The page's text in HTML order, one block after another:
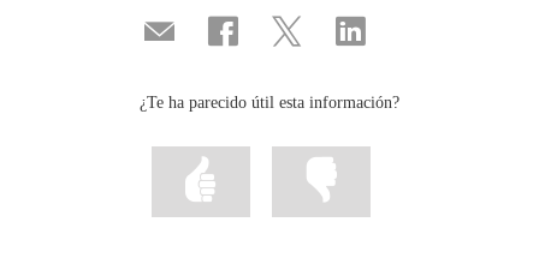
Compartir
por
Compartir
en
Compartir
en
Compartir
en
¿Te ha parecido útil esta información?
Marcar
información